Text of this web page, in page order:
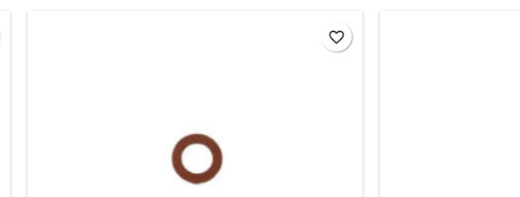
favorite_border
favorite_border